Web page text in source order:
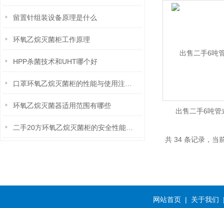
留置针组装设备原理是什么
环氧乙烷灭菌柜工作原理
HPP杀菌技术和UHT哪个好
环氧乙烷灭菌器适用范围有哪些
出售二手6吨管
共 34 条记录，当
网站首页 | 关于我们